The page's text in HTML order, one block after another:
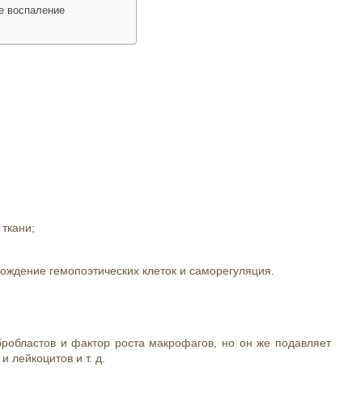
воспаление
гемопоэтических клеток и саморегуляция.
и фактор роста макрофагов, но он же подавляет
лейкоцитов и т. д.